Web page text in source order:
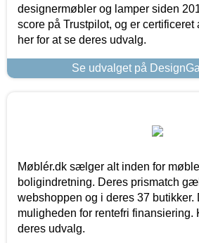
designermøbler og lamper siden
score på Trustpilot, og er
her for at se deres udvalg.
Se udvalget på
Møblér.dk sælger alt inden for
boligindretning. Deres prismatch
webshoppen og i deres 37 butikker.
muligheden for rentefri finansiering.
deres udvalg.